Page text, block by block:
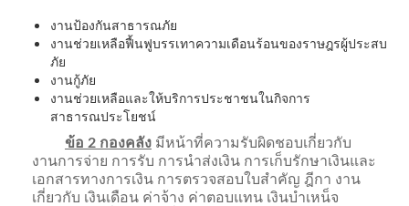
งานป้องกันสาธารณภัย
งานช่วยเหลือฟื้นฟูบรรเทาความเดือนร้อนของราษฎรผู้ประสบ
ภัย
งานกู้ภัย
งานช่วยเหลือและให้บริการประชาชนในกิจการ
สาธารณประโยชน์
ข้อ 2 กองคลัง มีหน้าที่ความรับผิดชอบเกี่ยวกับ
งานการจ่าย การรับ การนำส่งเงิน การเก็บรักษาเงินและ
เอกสารทางการเงิน การตรวจสอบใบสำคัญ ฎีกา งาน
เกี่ยวกับ เงินเดือน ค่าจ้าง ค่าตอบแทน เงินบำเหน็จ